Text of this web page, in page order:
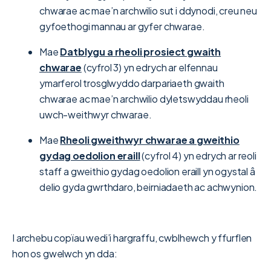
chwarae ac mae’n archwilio sut i ddynodi, creu neu
gyfoethogi mannau ar gyfer chwarae.
MaeDatblygu a rheoli prosiect gwaith
chwarae(cyfrol 3) yn edrych ar elfennau
ymarferol trosglwyddo darpariaeth gwaith
chwarae ac mae’n archwilio dyletswyddau rheoli
uwch-weithwyr chwarae.
MaeRheoli gweithwyr chwarae a gweithio
gydag oedolion eraill(cyfrol 4) yn edrych ar reoli
staff a gweithio gydag oedolion eraill yn ogystal â
delio gyda gwrthdaro, beirniadaeth ac achwynion.
I archebu copïau wedi’i hargraffu, cwblhewch y ffurflen
hon os gwelwch yn dda: